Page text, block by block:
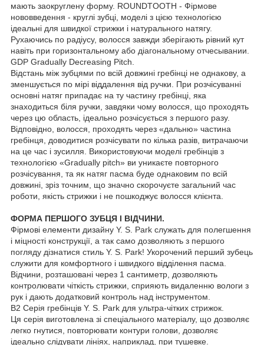
мають заокруглену форму. ROUNDTOOTH - Фірмове
нововведення - круглі зубці, моделі з цією технологією
ідеальні для швидкої стрижки і натурального натягу.
Рухаючись по радіусу, волосся завжди зберігають рівний кут
навіть при горизонтальному або діагональному отчесывании.
GDP Gradually Decreasing Pitch.
Відстань між зубцями по всій довжині гребінці не однакову, а
зменшується по мірі віддалення від ручки. При розчісуванні
основні натяг припадає на ту частину гребінці, яка
знаходиться біля ручки, завдяки чому волосся, що проходять
через цю область, ідеально розчісується з першого разу.
Відповідно, волосся, проходять через «дальню» частина
гребінця, доводитися розчісувати по кілька разів, витрачаючи
на це час і зусилля. Використовуючи моделі гребінців з
технологією «Gradually pitch» ви уникаєте повторного
розчісування, та як натяг пасма буде однаковим по всій
довжині, зріз точним, що значно скорочуєте загальний час
роботи, якість стрижки і не пошкоджує волосся клієнта.
ФОРМА ПЕРШОГО ЗУБЦЯ І ВІДЧИНИ.
Фірмові елементи дизайну Y. S. Park служать для полегшення
і міцності конструкції, а так само дозволяють з першого
погляду дізнатися стиль Y. S. Park! Укорочений перший зубець
служити для комфортного і швидкого відділення пасма.
Відчини, розташовані через 1 сантиметр, дозволяють
контролювати чіткість стрижки, сприяють видаленню вологи з
рук і дають додатковий контроль над інструментом.
B2 Серія гребінців Y. S. Park для ультра-чітких стрижок.
Ця серія виготовлена зі спеціального матеріалу, що дозволяє
легко гнутися, повторювати контури голови, дозволяє
ідеально слідувати лініях, наприклад, при тушевке.